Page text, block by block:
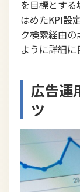
を目標とする
はめたKPI設
ク検索経由
ように詳細に
広告運
ツ